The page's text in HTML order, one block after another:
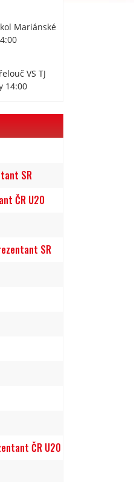
Mariánské
VS TJ
14:00
SR
ČR U20
SR
ČR U20